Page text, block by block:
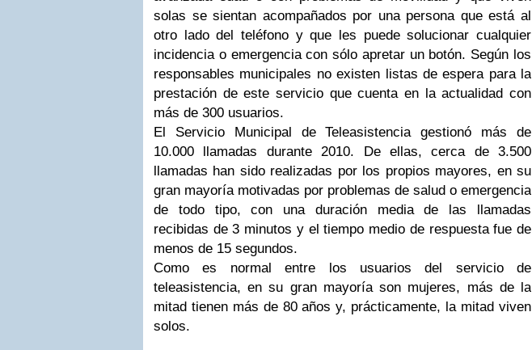
solas se sientan acompañados por una persona que está al
otro lado del teléfono y que les puede solucionar cualquier
incidencia o emergencia con sólo apretar un botón. Según los
responsables municipales no existen listas de espera para la
prestación de este servicio que cuenta en la actualidad con
más de 300 usuarios.
El Servicio Municipal de Teleasistencia gestionó más de
10.000 llamadas durante 2010. De ellas, cerca de 3.500
llamadas han sido realizadas por los propios mayores, en su
gran mayoría motivadas por problemas de salud o emergencia
de todo tipo, con una duración media de las llamadas
recibidas de 3 minutos y el tiempo medio de respuesta fue de
menos de 15 segundos.
Como es normal entre los usuarios del servicio de
teleasistencia, en su gran mayoría son mujeres, más de la
mitad tienen más de 80 años y, prácticamente, la mitad viven
solos.